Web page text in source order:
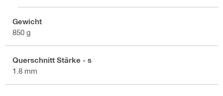
Gewicht
850 g
Querschnitt Stärke - s
1.8 mm